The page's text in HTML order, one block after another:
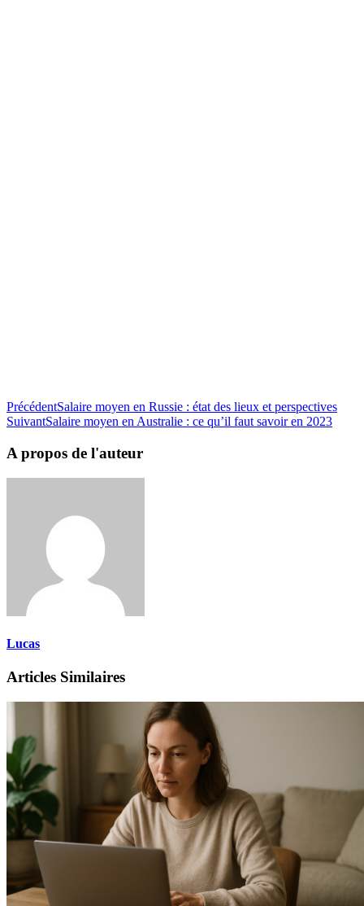
PrécédentSalaire moyen en Russie : état des lieux et perspectives
SuivantSalaire moyen en Australie : ce qu’il faut savoir en 2023
A propos de l'auteur
Lucas
Articles Similaires